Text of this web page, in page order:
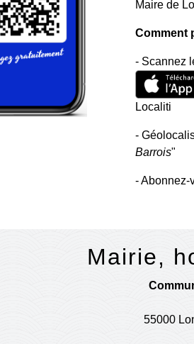
Maire de
Comment
- Scannez
Localiti
-
Barrois"
- Abonnez-
Mairie,
55000